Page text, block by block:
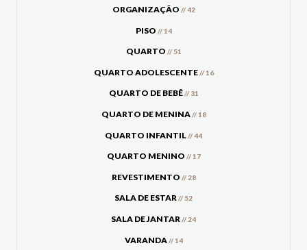
ORGANIZAÇÃO // 42
PISO // 14
QUARTO // 51
QUARTO ADOLESCENTE// 16
QUARTO DE BEBÊ// 31
QUARTO DE MENINA// 18
QUARTO INFANTIL// 44
QUARTO MENINO // 17
REVESTIMENTO // 28
SALA DE ESTAR// 52
SALA DE JANTAR // 24
VARANDA// 14